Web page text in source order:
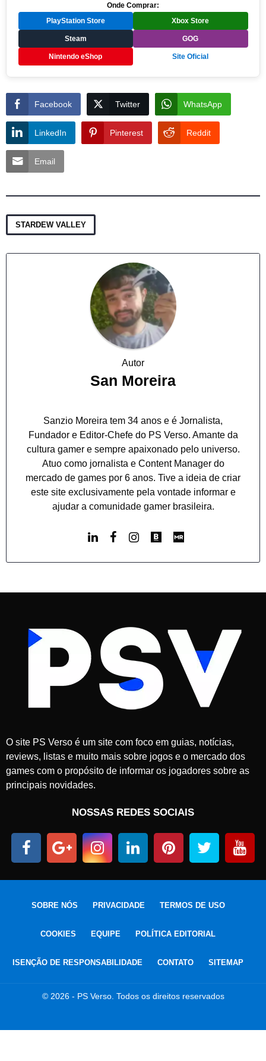
Onde Comprar:
PlayStation Store Xbox Store
Steam GOG
Nintendo eShop Site Oficial
Facebook Twitter WhatsApp
LinkedIn Pinterest Reddit
Email
STARDEW VALLEY
Autor
San Moreira
Sanzio Moreira tem 34 anos e é Jornalista,
Fundador e Editor-Chefe do PS Verso. Amante da
cultura gamer e sempre apaixonado pelo universo.
Atuo como jornalista e Content Manager do
mercado de games por 6 anos. Tive a ideia de criar
este site exclusivamente pela vontade informar e
ajudar a comunidade gamer brasileira.
O site PS Verso é um site com foco em guias, notícias,
reviews, listas e muito mais sobre jogos e o mercado dos
games com o propósito de informar os jogadores sobre as
principais novidades.
NOSSAS REDES SOCIAIS
SOBRE NÓS PRIVACIDADE TERMOS DE USO
COOKIES EQUIPE POLÍTICA EDITORIAL
ISENÇÃO DE RESPONSABILIDADE CONTATO SITEMAP
© 2026 - PS Verso. Todos os direitos reservados